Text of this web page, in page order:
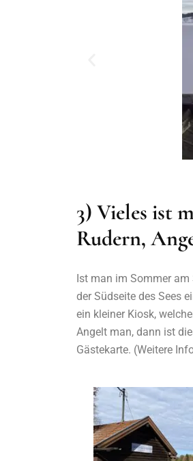
3) Vieles ist
Rudern,
Ist man im Sommer
der Südseite des Sees
ein kleiner Kiosk,
Angelt man, dann ist
Gästekarte. (Weitere